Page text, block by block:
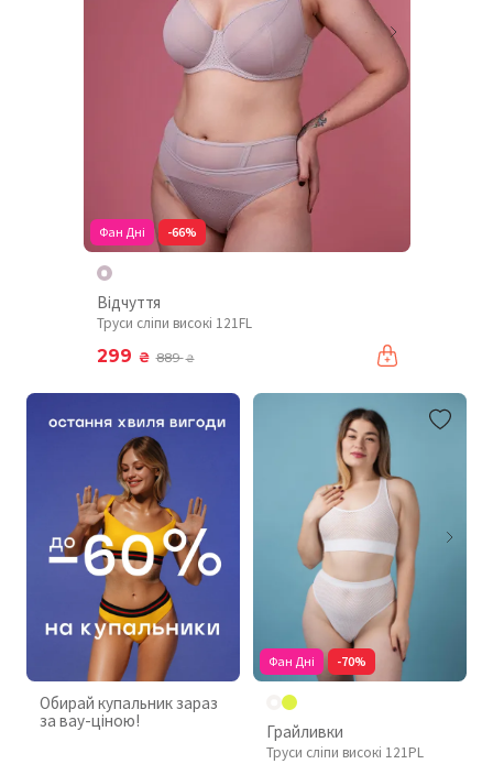
Фан Дні -66%
Відчуття
Труси сліпи високі 121FL
299 ₴ 889₴
Обирай купальник зараз
за вау-ціною!
Фан Дні -70%
Грайливки
Труси сліпи високі 121PL